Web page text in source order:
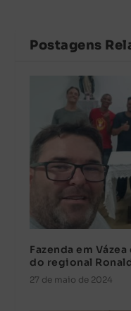
Postagens
Fazenda em
do regional
27 de maio de 2024